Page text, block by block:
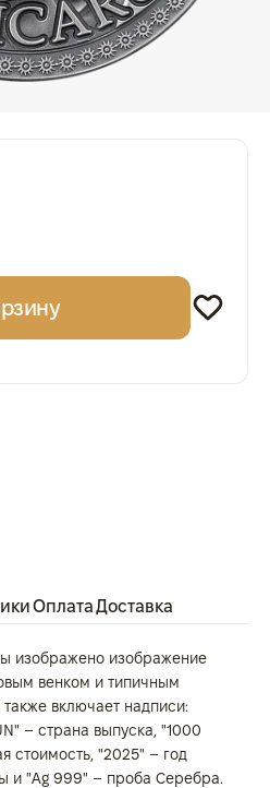
ОплатаДоставка
изображено изображение
венком и типичным
включает надписи:
– страна выпуска, "1000
стоимость, "2025" – год
и "Ag 999" – проба Серебра.